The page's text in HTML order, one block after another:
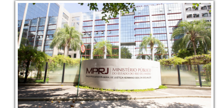
Informe especial